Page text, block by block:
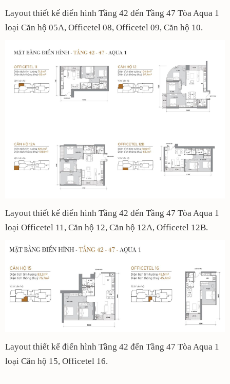
Layout thiết kế điển hình Tầng 42 đến Tầng 47 Tòa Aqua 1
loại Căn hộ 05A, Officetel 08, Officetel 09, Căn hộ 10.
Layout thiết kế điển hình Tầng 42 đến Tầng 47 Tòa Aqua 1
loại Officetel 11, Căn hộ 12, Căn hộ 12A, Officetel 12B.
Layout thiết kế điển hình Tầng 42 đến Tầng 47 Tòa Aqua 1
loại Căn hộ 15, Officetel 16.